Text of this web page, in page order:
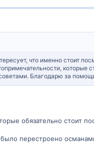
что именно стоит
которые
Благодарю за
обязательно стоит
перестроено